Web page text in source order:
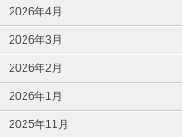
2026年4月
2026年3月
2026年2月
2026年1月
2025年11月